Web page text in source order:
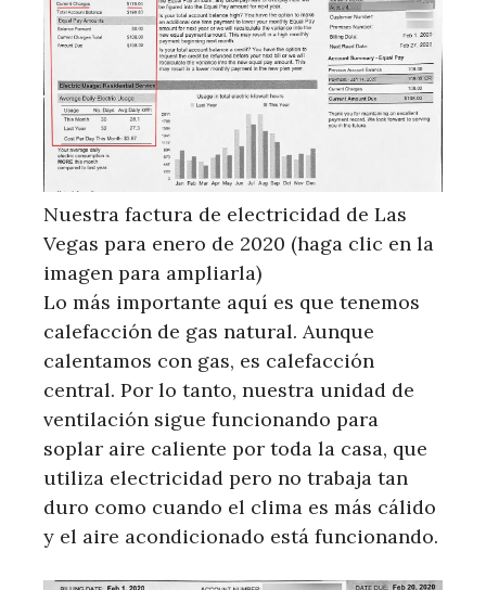
Nuestra factura de electricidad de Las
Vegas para enero de 2020 (haga clic en la
imagen para ampliarla)
Lo más importante aquí es que tenemos
calefacción de gas natural. Aunque
calentamos con gas, es calefacción
central. Por lo tanto, nuestra unidad de
ventilación sigue funcionando para
soplar aire caliente por toda la casa, que
utiliza electricidad pero no trabaja tan
duro como cuando el clima es más cálido
y el aire acondicionado está funcionando.